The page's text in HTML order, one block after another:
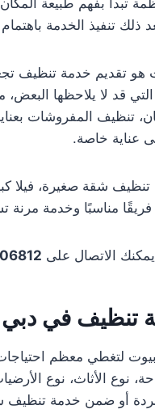
ذلك تنفيذ الخدمة
تقديم خدمة تنظيف
قد لا يلاحظها البعض،
تنظيف المفروشات
عناية خاصة.
تنظيف شقة صغيرة، فيلا
مناسبًا وخدمة
الاتصال على
تنظيف في دبي
لتغطي معظم
نوع الأثاث، نوع
أو ضمن خدمة تنظيف